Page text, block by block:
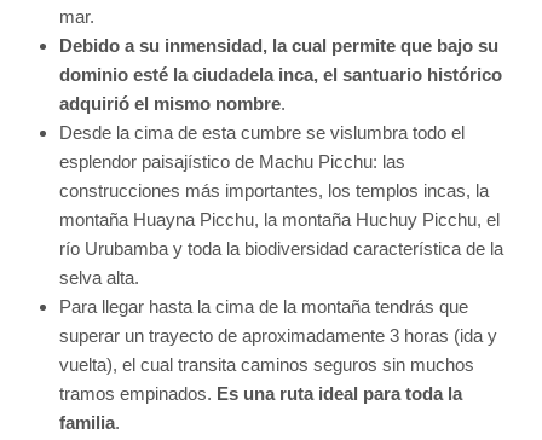
mar.
Debido a su inmensidad, la cual permite que bajo su
dominio esté la ciudadela inca, el santuario histórico
adquirió el mismo nombre.
Desde la cima de esta cumbre se vislumbra todo el
esplendor paisajístico de Machu Picchu: las
construcciones más importantes, los templos incas, la
montaña Huayna Picchu, la montaña Huchuy Picchu, el
río Urubamba y toda la biodiversidad característica de la
selva alta.
Para llegar hasta la cima de la montaña tendrás que
superar un trayecto de aproximadamente 3 horas (ida y
vuelta), el cual transita caminos seguros sin muchos
tramos empinados. Es una ruta ideal para toda la
familia.